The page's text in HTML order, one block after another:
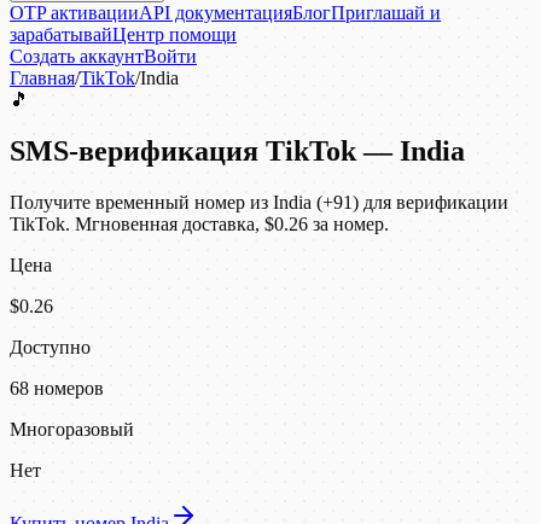
OTP активацииAPI документацияБлогПриглашай и
зарабатывайЦентр помощи
Создать аккаунтВойти
Главная/TikTok/India
🎵
SMS-верификация TikTok — India
Получите временный номер из India (+91) для верификации
TikTok. Мгновенная доставка, $0.26 за номер.
Цена
$0.26
Доступно
68 номеров
Многоразовый
Нет